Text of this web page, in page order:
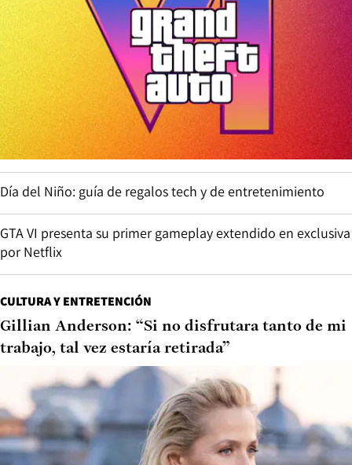
Día del Niño: guía de regalos tech y de entretenimiento
GTA VI presenta su primer gameplay extendido en exclusiva
por Netflix
CULTURA Y ENTRETENCIÓN
Gillian Anderson: “Si no disfrutara tanto de mi
trabajo, tal vez estaría retirada”